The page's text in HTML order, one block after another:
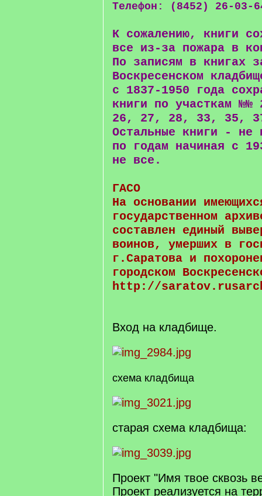
Телефон: (8452) 26-03-
К сожалению, книги
все из-за пожара в
По записям в книгах
Воскресенском
с 1837-1950 года
книги по участкам
26, 27, 28, 33, 35,
Остальные книги - не
по годам начиная с
не все.
ГАСО
На основании
государственном
составлен единый
воинов, умерших в
г.Саратова и
городском
http://
Вход на кладбище.
схема кладбища
старая схема кладбища:
Проект "Имя твое сквозь
Проект реализуется на